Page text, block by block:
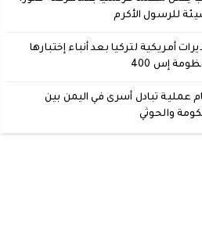
للرسول الأكرم
أمريكية لتركيا بعد أنباء إختبارها
إس 400
عملية تبادل أسرى في اليمن بين
والحوثي